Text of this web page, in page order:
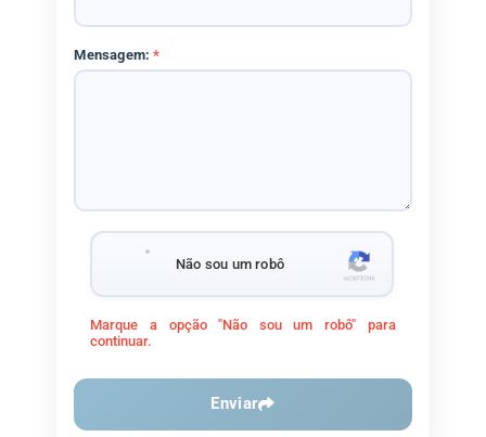
Mensagem:*
Não sou um robô
Marque a opção "Não sou um robô" para
continuar.
Enviar